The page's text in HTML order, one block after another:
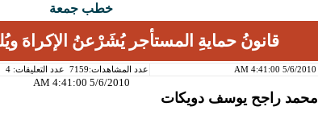
خطب جمعة
قانونُ حمايةِ المستأجر يُشَرْعنُ الإكراهَ
5/6/2010 4:41:00 AM عدد المشاهدات:7159 عدد التعليقات: 4
5/6/2010 4:41:00 AM
محمد راجح يوسف دويكات